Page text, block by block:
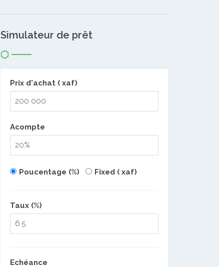
Simulateur de prêt
Prix d'achat ( xaf)
Acompte
Poucentage (%) Fixed ( xaf)
Taux (%)
Echéance